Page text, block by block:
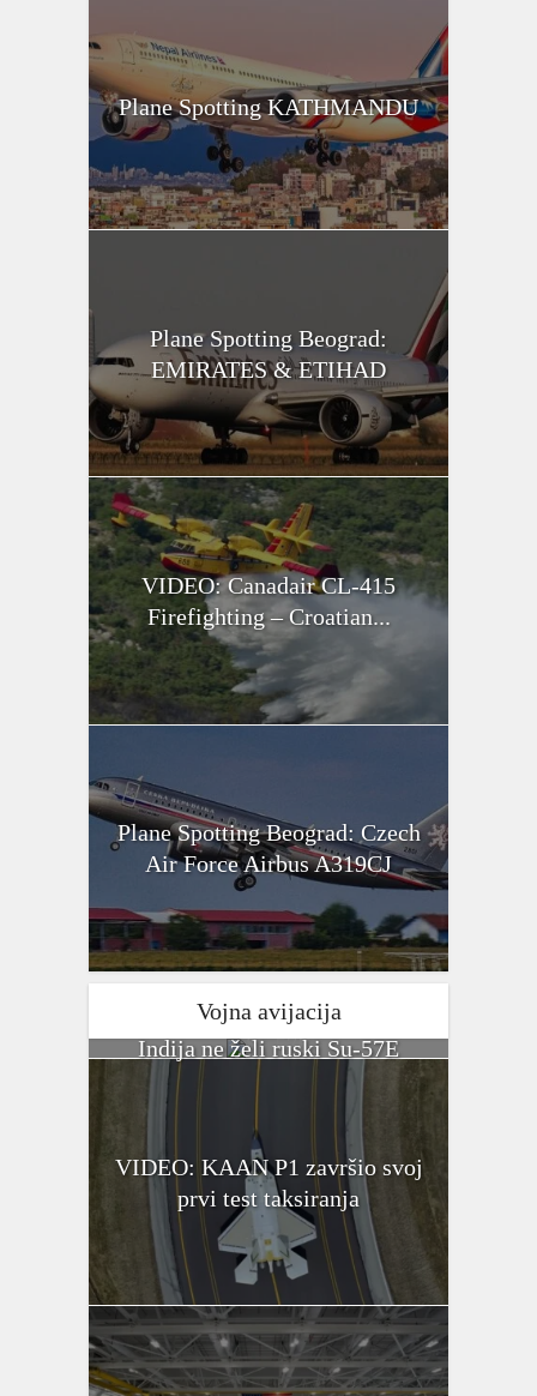
Plane Spotting KATHMANDU
Plane Spotting Beograd:
EMIRATES & ETIHAD
VIDEO: Canadair CL-415
Firefighting – Croatian...
Plane Spotting Beograd: Czech
Air Force Airbus A319CJ
Vojna avijacija
Indija ne želi ruski Su-57E
VIDEO: KAAN P1 završio svoj
prvi test taksiranja